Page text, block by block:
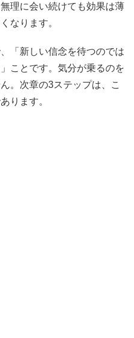
理に会い続けても効果は薄
なります。
「新しい信念を待つのでは
ことです。気分が乗るのを
。次章の3ステップは、こ
ります。